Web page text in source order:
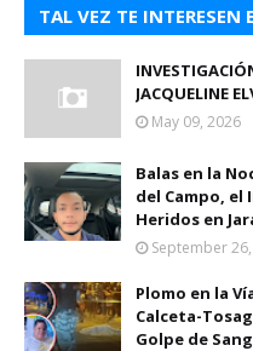
TAL VEZ TE INTERESEN
JACQUELINE
May 09, 2026
Balas en la
del Campo,
Heridos en
September
Plomo en la
Calceta-
Golpe de